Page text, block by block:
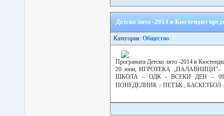
Детско лято -2014 в Кюстендил
Категория: Общество
Програмата Детско лято -2014 в
20 юни, ИГРОТЕКА
ШКОЛА – ОДК - ВСЕКИ ДЕН –
ПОНЕДЕЛНИК – ПЕТЪК , БАСКЕТБОЛ